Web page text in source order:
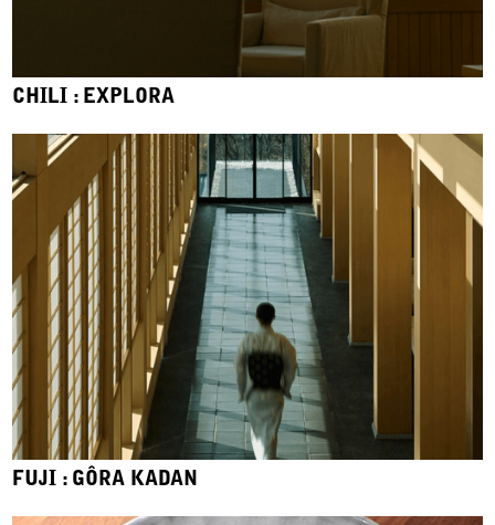
CHILI : EXPLORA
FUJI : GÔRA KADAN